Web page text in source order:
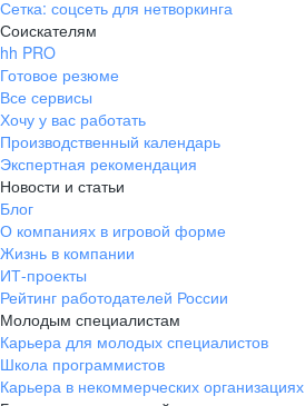
Сетка: соцсеть для нетворкинга
Соискателям
hh PRO
Готовое резюме
Все сервисы
Хочу у вас работать
Производственный календарь
Экспертная рекомендация
Новости и статьи
Блог
О компаниях в игровой форме
Жизнь в компании
ИТ-проекты
Рейтинг работодателей России
Молодым специалистам
Карьера для молодых специалистов
Школа программистов
Карьера в некоммерческих организациях